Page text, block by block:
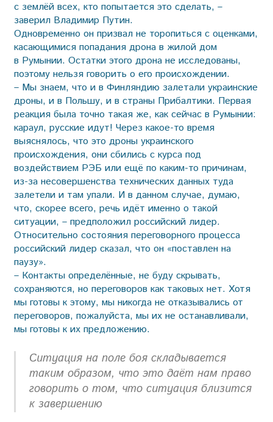
с землёй всех, кто попытается это сделать, –
заверил Владимир Путин.
Одновременно он призвал не торопиться с оценками,
касающимися попадания дрона в жилой дом
в Румынии. Остатки этого дрона не исследованы,
поэтому нельзя говорить о его происхождении.
– Мы знаем, что и в Финляндию залетали украинские
дроны, и в Польшу, и в страны Прибалтики. Первая
реакция была точно такая же, как сейчас в Румынии:
караул, русские идут! Через какое-то время
выяснялось, что это дроны украинского
происхождения, они сбились с курса под
воздействием РЭБ или ещё по каким-то причинам,
из-за несовершенства технических данных туда
залетели и там упали. И в данном случае, думаю,
что, скорее всего, речь идёт именно о такой
ситуации, – предположил российский лидер.
Относительно состояния переговорного процесса
российский лидер сказал, что он «поставлен на
паузу».
– Контакты определённые, не буду скрывать,
сохраняются, но переговоров как таковых нет. Хотя
мы готовы к этому, мы никогда не отказывались от
переговоров, пожалуйста, мы их не останавливали,
мы готовы к их предложению.
Ситуация на поле боя складывается
таким образом, что это даёт нам право
говорить о том, что ситуация близится
к завершению